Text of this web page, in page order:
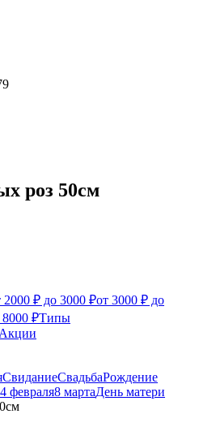
роз 50см
2000 ₽ до 3000 ₽от 3000 ₽ до
8000 ₽Типы
Акции
СвиданиеСвадьбаРождение
февраля8 мартаДень матери